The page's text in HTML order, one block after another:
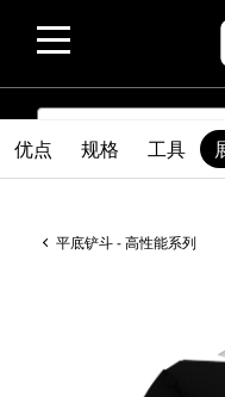
SEARCH
平底铲斗 - 高性能系列
优点 规格 工具